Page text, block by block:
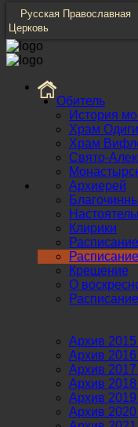
Русская Православная
Церковь
Обитель
История
Храм
Храм
Свято-
Архиерей
Клирики
Расписание
Крещение
О
Архив 2015
Архив 2016
Архив 2017
Архив 2018
Архив 2019
Архив 2020